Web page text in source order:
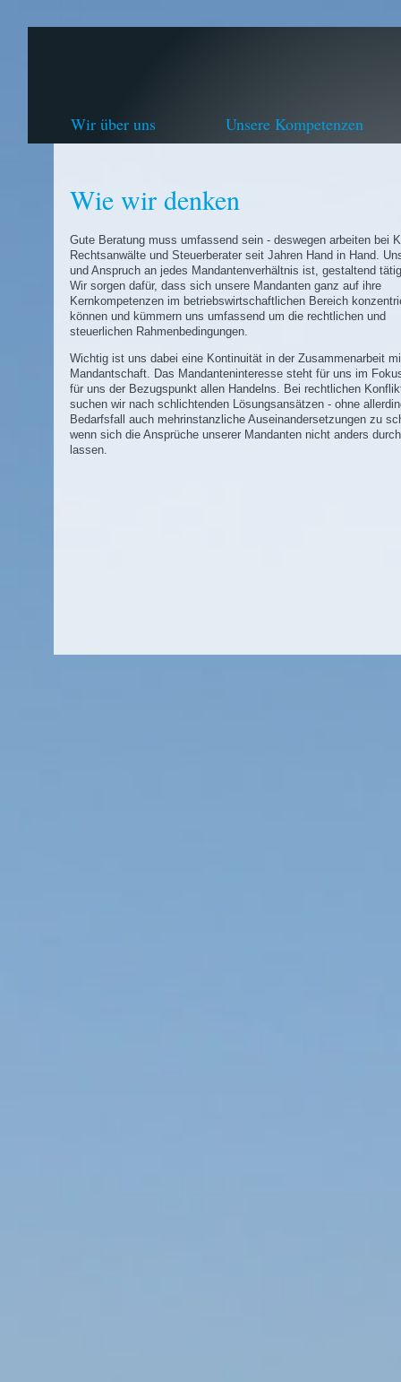
Wir über uns Unsere Kompetenzen
Wie wir denken
Gute Beratung muss umfassend sein - deswegen arbeiten bei
Rechtsanwälte und Steuerberater seit Jahren Hand in Hand.
und Anspruch an jedes Mandantenverhältnis ist, gestaltend
Wir sorgen dafür, dass sich unsere Mandanten ganz auf ihre
Kernkompetenzen im betriebswirtschaftlichen Bereich
können und kümmern uns umfassend um die rechtlichen und
steuerlichen Rahmenbedingungen.
Wichtig ist uns dabei eine Kontinuität in der Zusammenarbeit
Mandantschaft. Das Mandanteninteresse steht für uns im
für uns der Bezugspunkt allen Handelns. Bei rechtlichen
suchen wir nach schlichtenden Lösungsansätzen - ohne
Bedarfsfall auch mehrinstanzliche Auseinandersetzungen zu
wenn sich die Ansprüche unserer Mandanten nicht anders
lassen.